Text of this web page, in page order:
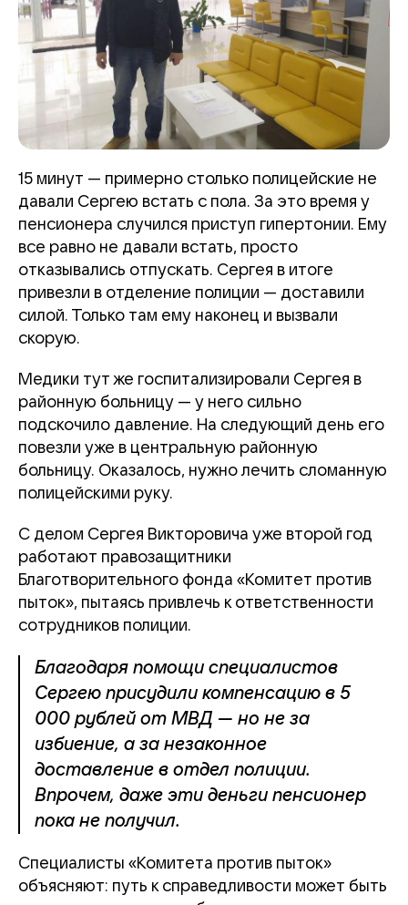
15 минут — примерно столько полицейские не
давали Сергею встать с пола. За это время у
пенсионера случился приступ гипертонии. Ему
все равно не давали встать, просто
отказывались отпускать. Сергея в итоге
привезли в отделение полиции — доставили
силой. Только там ему наконец и вызвали
скорую.
Медики тут же госпитализировали Сергея в
районную больницу — у него сильно
подскочило давление. На следующий день его
повезли уже в центральную районную
больницу. Оказалось, нужно лечить сломанную
полицейскими руку.
С делом Сергея Викторовича уже второй год
работают правозащитники
Благотворительного фонда «Комитет против
пыток», пытаясь привлечь к ответственности
сотрудников полиции.
Благодаря помощи специалистов
Сергею присудили компенсацию в 5
000 рублей от МВД — но не за
избиение, а за незаконное
доставление в отдел полиции.
Впрочем, даже эти деньги пенсионер
пока не получил.
Специалисты «Комитета против пыток»
объясняют: путь к справедливости может быть